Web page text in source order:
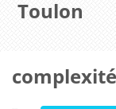
Toulon